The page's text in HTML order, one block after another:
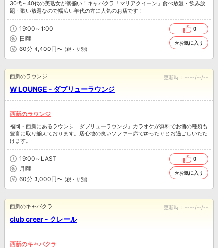
30代～40代の美熟女が勢揃い！キャバクラ「マリアクイーン」食べ放題・飲み放
題・歌い放題なので幅広い年代の方に人気のお店です！
19:00～1:00
日曜
60分 4,400円〜 (税・サ別)
0
☆お気に入り
W LOUNGE - ダブリューラウンジ
西新のラウンジ 更新時： ----/--/--
西新のラウンジ
福岡・西新にあるラウンジ「ダブリューラウンジ」カラオケが無料でお酒の種類も
豊富に取り揃えております。居心地の良いソファー席でゆったりとお過ごしいただ
けます。
19:00～LAST
月曜
60分 3,000円〜 (税・サ別)
0
☆お気に入り
club creer - クレール
西新のキャバクラ 更新時： ----/--/--
西新のキャバクラ